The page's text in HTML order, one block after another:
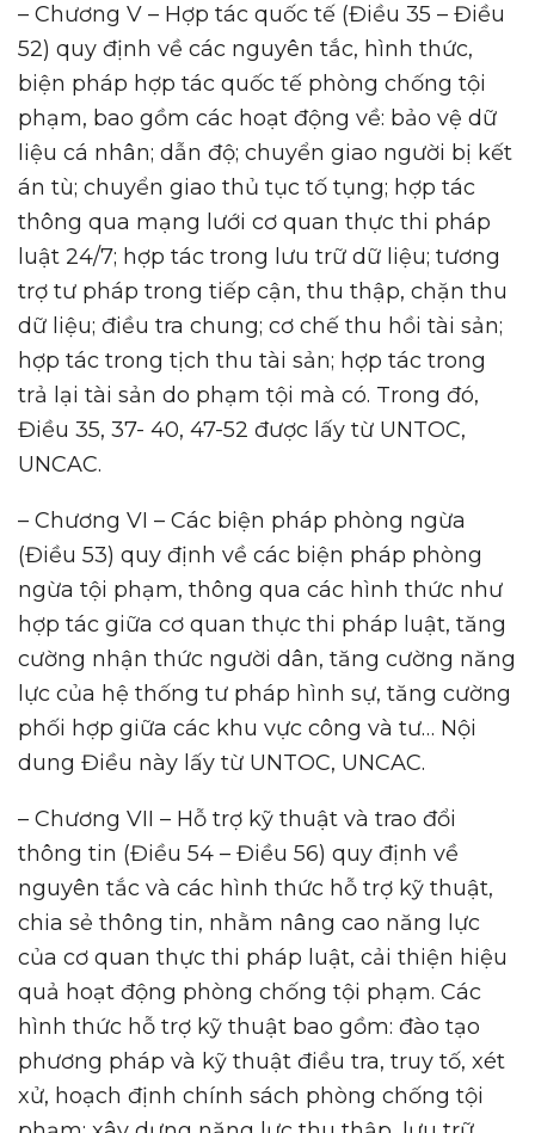
– Chương V – Hợp tác quốc tế (Điều 35 – Điều
52) quy định về các nguyên tắc, hình thức,
biện pháp hợp tác quốc tế phòng chống tội
phạm, bao gồm các hoạt động về: bảo vệ dữ
liệu cá nhân; dẫn độ; chuyển giao người bị kết
án tù; chuyển giao thủ tục tố tụng; hợp tác
thông qua mạng lưới cơ quan thực thi pháp
luật 24/7; hợp tác trong lưu trữ dữ liệu; tương
trợ tư pháp trong tiếp cận, thu thập, chặn thu
dữ liệu; điều tra chung; cơ chế thu hồi tài sản;
hợp tác trong tịch thu tài sản; hợp tác trong
trả lại tài sản do phạm tội mà có. Trong đó,
Điều 35, 37- 40, 47-52 được lấy từ UNTOC,
UNCAC.
– Chương VI – Các biện pháp phòng ngừa
(Điều 53) quy định về các biện pháp phòng
ngừa tội phạm, thông qua các hình thức như
hợp tác giữa cơ quan thực thi pháp luật, tăng
cường nhận thức người dân, tăng cường năng
lực của hệ thống tư pháp hình sự, tăng cường
phối hợp giữa các khu vực công và tư… Nội
dung Điều này lấy từ UNTOC, UNCAC.
– Chương VII – Hỗ trợ kỹ thuật và trao đổi
thông tin (Điều 54 – Điều 56) quy định về
nguyên tắc và các hình thức hỗ trợ kỹ thuật,
chia sẻ thông tin, nhằm nâng cao năng lực
của cơ quan thực thi pháp luật, cải thiện hiệu
quả hoạt động phòng chống tội phạm. Các
hình thức hỗ trợ kỹ thuật bao gồm: đào tạo
phương pháp và kỹ thuật điều tra, truy tố, xét
xử, hoạch định chính sách phòng chống tội